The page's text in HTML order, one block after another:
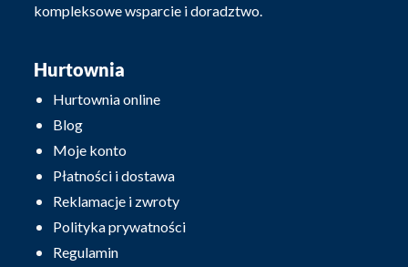
kompleksowe wsparcie i doradztwo.
Hurtownia
Hurtownia online
Blog
Moje konto
Płatności i dostawa
Reklamacje i zwroty
Polityka prywatności
Regulamin